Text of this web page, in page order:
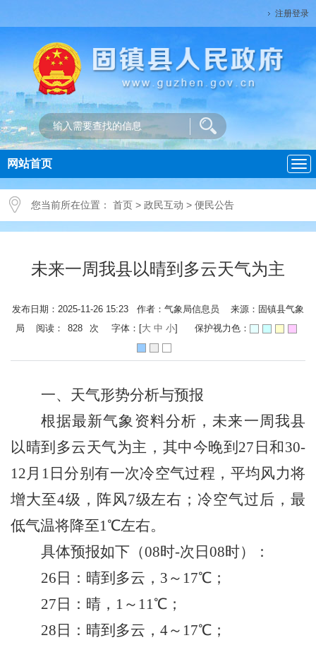
注册登录
导
航
网站首页
您当前所在位置： 首页 > 政民互动 > 便民公告
未来一周我县以晴到多云天气为主
发布日期：2025-11-26 15:23 作者：气象局信息员 来源：固镇县气象
局 阅读：
828 次 字体：[大 中 小] 保护视力色：
一、 天气形势分析与预报
根据最新气象资料分析，未来一周我县
以晴到多云天气为主，其中今晚到 27日和30-
12月1日分别有一次冷空气过程 ， 平均风力将
增大至4级，阵风7级左右；冷空气过后，最
低气温将降至1℃左右。
具体预报如下（08时-次日08时）：
26日：晴到多云， 3 ～ 17℃；
27日：晴，1～11℃；
28日：晴到多云 ， 4～ 17℃；